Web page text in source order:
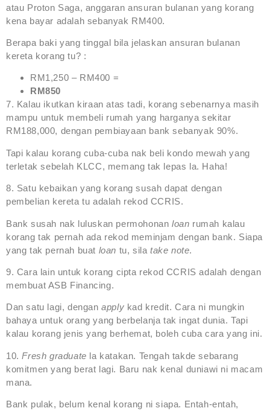
atau Proton Saga, anggaran ansuran bulanan yang korang
kena bayar adalah sebanyak RM400.
Berapa baki yang tinggal bila jelaskan ansuran bulanan
kereta korang tu? :
RM1,250 – RM400 =
RM850
7. Kalau ikutkan kiraan atas tadi, korang sebenarnya masih
mampu untuk membeli rumah yang harganya sekitar
RM188,000, dengan pembiayaan bank sebanyak 90%.
Tapi kalau korang cuba-cuba nak beli kondo mewah yang
terletak sebelah KLCC, memang tak lepas la. Haha!
8. Satu kebaikan yang korang susah dapat dengan
pembelian kereta tu adalah rekod CCRIS.
Bank susah nak luluskan permohonan loan rumah kalau
korang tak pernah ada rekod meminjam dengan bank. Siapa
yang tak pernah buat loan tu, silatake note.
9. Cara lain untuk korang cipta rekod CCRIS adalah dengan
membuat ASB Financing.
Dan satu lagi, denganapply kad kredit. Cara ni mungkin
bahaya untuk orang yang berbelanja tak ingat dunia. Tapi
kalau korang jenis yang berhemat, boleh cuba cara yang ini.
10.Fresh graduate la katakan. Tengah takde sebarang
komitmen yang berat lagi. Baru nak kenal duniawi ni macam
mana.
Bank pulak, belum kenal korang ni siapa. Entah-entah,